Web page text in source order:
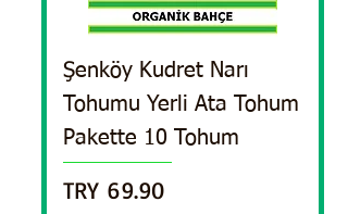
Şenköy Kudret Narı
Tohumu Yerli Ata Tohum
Pakette 10 Tohum
السعر